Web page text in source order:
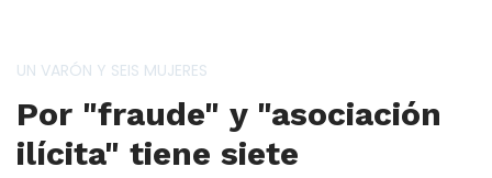
UN VARÓN Y SEIS MUJERES
Por "fraude" y "asociación
ilícita" tiene siete